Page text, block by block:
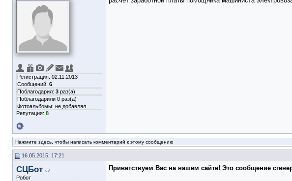
Регистрация: 02.11.2013
Сообщений: 6
Поблагодарил: 3 раз(а)
Поблагодарили 0 раз(а)
Фотоальбомы: не добавлял
Репутация: 8
Нажмите здесь, чтобы написать комментарий к этому сообщению
16.05.2015, 17:21
СЦБот
Робот
Приветствуем Вас на нашем сайте! Это сообщение